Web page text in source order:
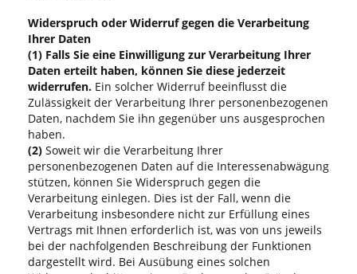
Widerspruch oder Widerruf gegen die Verarbeitung
Ihrer Daten
(1) Falls Sie eine Einwilligung zur Verarbeitung Ihrer
Daten erteilt haben, können Sie diese jederzeit
widerrufen. Ein solcher Widerruf beeinflusst die
Zulässigkeit der Verarbeitung Ihrer personenbezogenen
Daten, nachdem Sie ihn gegenüber uns ausgesprochen
haben.
(2) Soweit wir die Verarbeitung Ihrer
personenbezogenen Daten auf die Interessenabwägung
stützen, können Sie Widerspruch gegen die
Verarbeitung einlegen. Dies ist der Fall, wenn die
Verarbeitung insbesondere nicht zur Erfüllung eines
Vertrags mit Ihnen erforderlich ist, was von uns jeweils
bei der nachfolgenden Beschreibung der Funktionen
dargestellt wird. Bei Ausübung eines solchen